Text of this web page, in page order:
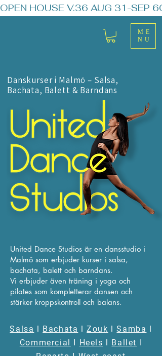
ME
NU
OPEN HOUSE V.36 AUG 31-SEP 6
United Dance Studios är en dansstudio i
Malmö som erbjuder kurser i salsa,
bachata, balett och barndans.
Vi erbjuder även träning i yoga och
pilates som kompletterar dansen och
stärker kroppskontroll och balans.
Salsa l Bachata lZouk lSamba l
Commercial I Heels l Ballet I
Danskurser i Malmö – Salsa,
Bachata, Balett & Barndans